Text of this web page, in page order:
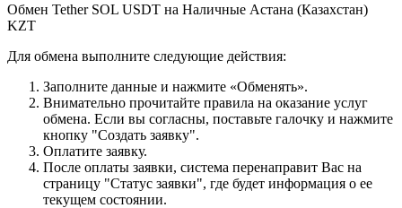
Обмен Tether SOL USDT на Наличные Астана (Казахстан)
KZT
Для обмена выполните следующие действия:
Заполните данные и нажмите «Обменять».
Внимательно прочитайте правила на оказание услуг
обмена. Если вы согласны, поставьте галочку и нажмите
кнопку "Создать заявку".
Оплатите заявку.
После оплаты заявки, система перенаправит Вас на
страницу "Статус заявки", где будет информация о ее
текущем состоянии.